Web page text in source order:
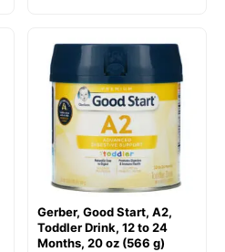
Gerber, Good Start, A2,
Toddler Drink, 12 to 24
Months, 20 oz (566 g)